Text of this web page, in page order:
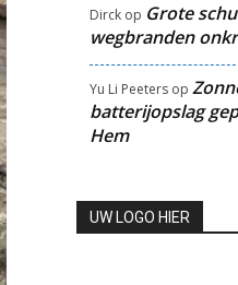
Dirckop Grote
wegbranden
Yu Li Peetersop
batterijopslag
Hem
UW LOGO HIER